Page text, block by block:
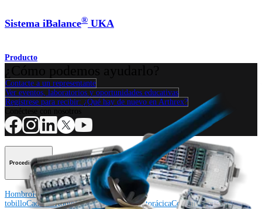
Sistema iBalance® UKA
Producto
Contacte a un representante
Ver eventos, laboratorios y oportunidades educativas
Regístrese para recibir: ¿Qué hay de nuevo en Arthrex?
Procedimiento
HombroRodillaCodoMano y muñeca Pie y
tobilloCaderaOrtobiológicosCirugía cardiotorácicaColumna vertebral